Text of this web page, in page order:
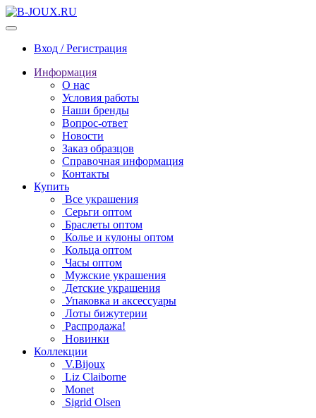
Вход / Регистрация
Информация
О нас
Условия работы
Наши бренды
Вопрос-ответ
Новости
Заказ образцов
Справочная информация
Контакты
Купить
Все украшения
Серьги оптом
Браслеты оптом
Колье и кулоны оптом
Кольца оптом
Часы оптом
Мужские украшения
Детские украшения
Упаковка и аксессуары
Лоты бижутерии
Распродажа!
Новинки
Коллекции
V.Bijoux
Liz Claiborne
Monet
Sigrid Olsen